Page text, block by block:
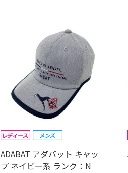
ADABAT アダバット キャッ
プ ネイビー系 ランク：N